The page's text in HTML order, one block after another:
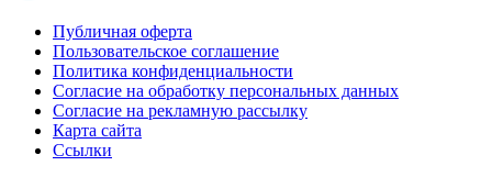
Публичная оферта
Пользовательское соглашение
Политика конфиденциальности
Согласие на обработку персональных данных
Согласие на рекламную рассылку
Карта сайта
Ссылки